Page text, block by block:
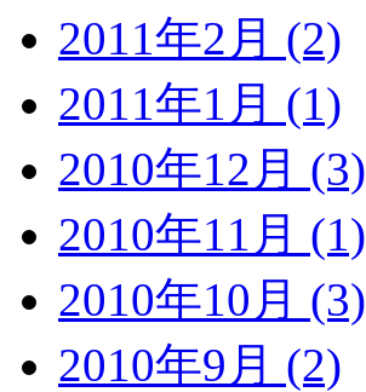
2011年2月 (2)
2011年1月 (1)
2010年12月 (3)
2010年11月 (1)
2010年10月 (3)
2010年9月 (2)